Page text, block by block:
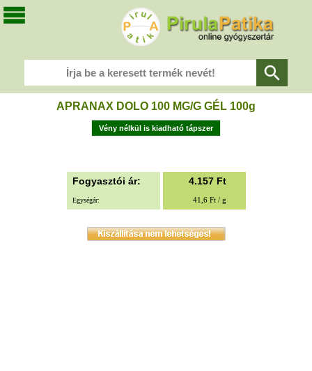
APRANAX DOLO 100 MG/G GÉL 100g
Vény nélkül is kiadható tápszer
Fogyasztói ár: 4.157Ft
Egységár: 41,6 Ft / g